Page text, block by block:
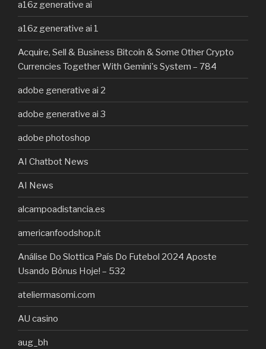
a16z generative ai
a16z generative ai 1
Acquire, Sell & Business Bitcoin & Some Other Crypto
Currencies Together With Gemini's System – 784
adobe generative ai 2
adobe generative ai 3
adobe photoshop
AI Chatbot News
AI News
alcampoadistancia.es
americanfoodshop.it
Análise Do Slottica País Do Futebol 2024 Aposte
Usando Bônus Hoje! – 532
ateliermasomi.com
AU casino
aug_bh